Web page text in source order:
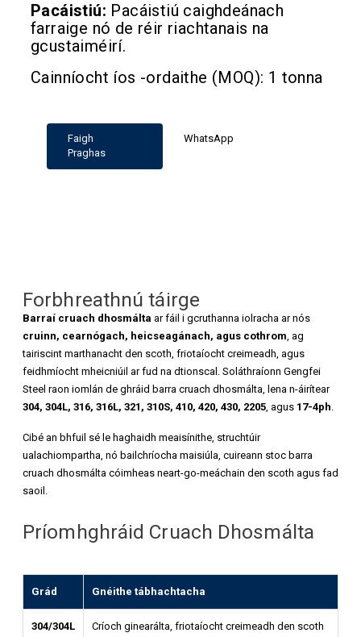
Pacáistiú: Pacáistiú caighdeánach
farraige nó de réir riachtanais na
gcustaiméirí.
Cainníocht íos -ordaithe (MOQ): 1 tonna
Faigh
Praghas
WhatsApp
Forbhreathnú táirge
Barraí cruach dhosmálta ar fáil i gcruthanna iolracha ar nós
cruinn, cearnógach, heicseagánach, agus cothrom , ag
tairiscint marthanacht den scoth, friotaíocht creimeadh, agus
feidhmíocht mheicniúil ar fud na dtionscal. Soláthraíonn Gengfei
Steel raon iomlán de ghráid barra cruach dhosmálta, lena n-áirítear
304, 304L, 316, 316L, 321, 310S, 410, 420, 430, 2205 , agus 17-4ph
Cibé an bhfuil sé le haghaidh meaisínithe, struchtúir
ualachiompartha, nó bailchríocha maisiúla, cuireann stoc barra
cruach dhosmálta cóimheas neart-go-meáchain den scoth agus fad
saoil.
Príomhghráid Cruach Dhosmálta
Grád Gnéithe tábhachtacha
304/304L Críoch ginearálta, friotaíocht creimeadh den scoth